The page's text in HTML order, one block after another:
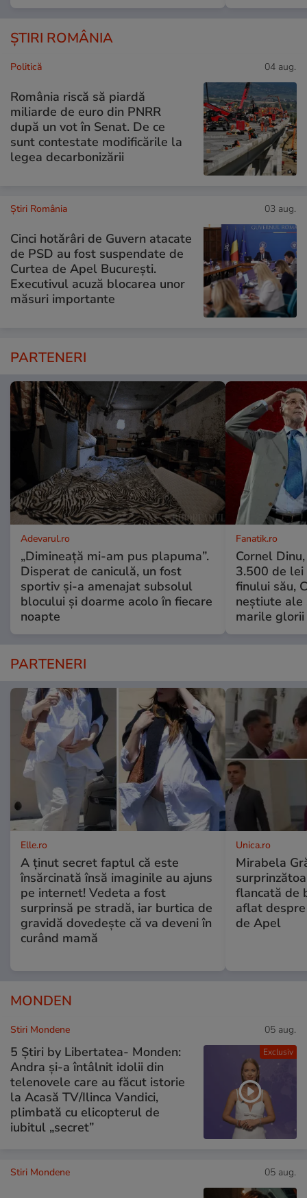
ȘTIRI ROMÂNIA
Politică 04 aug.
România riscă să piardă
miliarde de euro din PNRR
după un vot în Senat. De ce
sunt contestate modificările la
legea decarbonizării
Știri România 03 aug.
Cinci hotărâri de Guvern atacate
de PSD au fost suspendate de
Curtea de Apel București.
Executivul acuză blocarea unor
măsuri importante
PARTENERI
Adevarul.ro
„Dimineață mi-am pus plapuma”.
Disperat de caniculă, un fost
sportiv și-a amenajat subsolul
blocului și doarme acolo în fiecare
noapte
Fanatik.ro
Cornel
3.500 de lei
finului său,
neștiute
marile
PARTENERI
Elle.ro
A ținut secret faptul că este
însărcinată însă imaginile au ajuns
pe internet! Vedeta a fost
surprinsă pe stradă, iar burtica de
gravidă dovedește că va deveni în
curând mamă
Unica.ro
Mirabela
flancată de
aflat
de Apel
MONDEN
Exclusiv
Stiri Mondene 05 aug.
5 Știri by Libertatea- Monden:
Andra și-a întâlnit idolii din
telenovele care au făcut istorie
la Acasă TV/Ilinca Vandici,
plimbată cu elicopterul de
iubitul „secret”
Stiri Mondene 05 aug.